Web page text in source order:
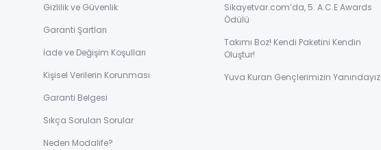
Gizlilik ve Güvenlik
Garanti Şartları
İade ve Değişim Koşulları
Kişisel Verilerin Korunması
Garanti Belgesi
Sıkça Sorulan Sorular
Neden Modalife?
Sikayetvar.com’da, 5. A.C.E Awards
Ödülü
Takımı Boz! Kendi Paketini Kendin
Oluştur!
Yuva Kuran Gençlerimizin Yanındayız